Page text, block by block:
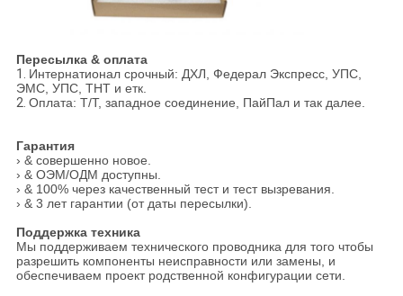
Пересылка & оплата
1. Интернатионал срочный: ДХЛ, Федерал Экспресс, УПС,
ЭМС, УПС, ТНТ и етк.
2. Оплата: Т/Т, западное соединение, ПайПал и так далее.
Гарантия
› & совершенно новое.
› & ОЭМ/ОДМ доступны.
› & 100% через качественный тест и тест вызревания.
› & 3 лет гарантии (от даты пересылки).
Поддержка техника
Мы поддерживаем технического проводника для того чтобы
разрешить компоненты неисправности или замены, и
обеспечиваем проект родственной конфигурации сети.